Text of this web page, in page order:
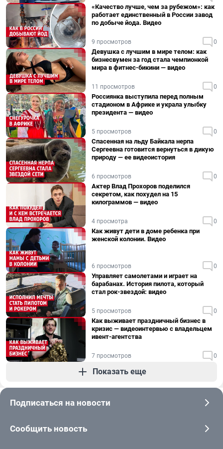
«Качество лучше, чем за рубежом»: как
работает единственный в России завод
по добыче йода. Видео
9 просмотров 0
Девушка с лучшим в мире телом: как
бизнесвумен за год стала чемпионкой
мира в фитнес-бикини — видео
11 просмотров 0
Россиянка выступила перед полным
стадионом в Африке и украла улыбку
президента — видео
5 просмотров 0
Спасенная на льду Байкала нерпа
Сергеевна готовится вернуться в дикую
природу — ее видеоистория
6 просмотров 0
Актер Влад Прохоров поделился
секретом, как похудел на 15
килограммов — видео
4 просмотра 0
Как живут дети в доме ребенка при
женской колонии. Видео
6 просмотров 0
Управляет самолетами и играет на
барабанах. История пилота, который
стал рок-звездой: видео
5 просмотров 0
Как выживает праздничный бизнес в
кризис — видеоинтервью с владельцем
ивент-агентства
7 просмотров 0
Показать еще
Подписаться на новости
Сообщить новость